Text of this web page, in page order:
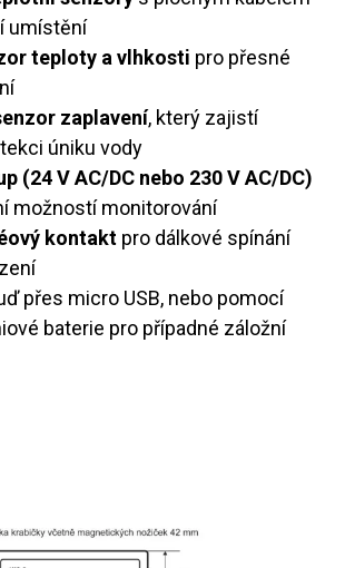
umístění
teploty a vlhkosti pro přesné
zaplavení, který zajistí
úniku vody
(24 V AC/DC nebo 230 V AC/DC)
možností monitorování
kontakt pro dálkové spínání
přes micro USB, nebo pomocí
baterie pro případné záložní